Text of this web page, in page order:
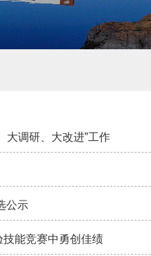
大调研、大改进”工作
公示
能竞赛中勇创佳绩